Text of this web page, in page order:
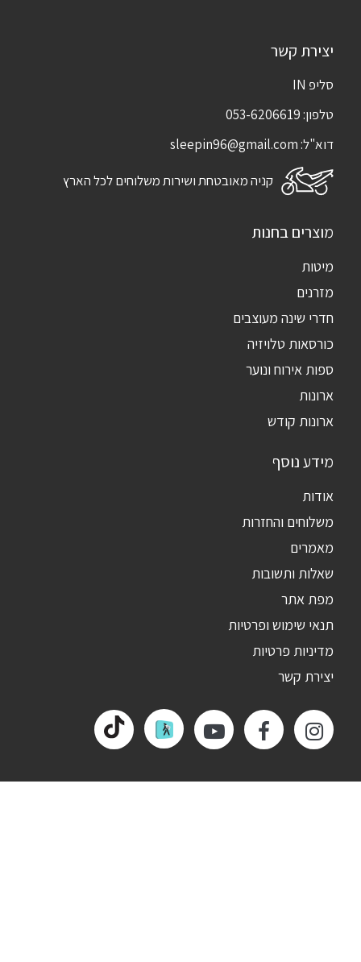
יצירת קשר
סליפ IN
טלפון:053-6206619
דוא"ל:sleepin96@gmail.com
קניה מאובטחת ושירות משלוחים לכל הארץ
מוצרים בחנות
מיטות
מזרנים
חדרי שינה מעוצבים
כורסאות טלויזיה
ספות אירוח ונוער
ארונות
ארונות קודש
מידע נוסף
אודות
משלוחים והחזרות
מאמרים
שאלות ותשובות
מפת אתר
תנאי שימוש ופרטיות
מדיניות פרטיות
יצירת קשר